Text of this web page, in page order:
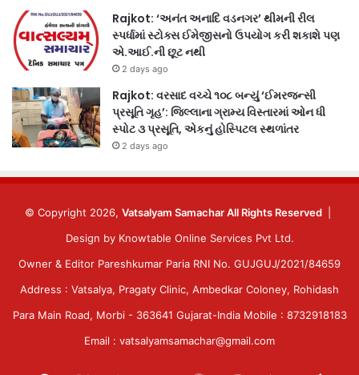
Rajkot: ‘અનંત અનાદિ વડનગર’ થીમની રીલ
સ્પર્ધામાં સ્ટોક્સ ઈમેજીસનો ઉપયોગ કરી શકાશે પણ
એ.આઈ.ની છૂટ નથી
2 days ago
Rajkot: વરસાદ વચ્ચે ૧૦૮ બન્યું ‘ઈમરજન્સી
પ્રસૂતિ ગૃહ’: જિલ્લાના ગ્રામ્ય વિસ્તારમાં ઓન ધી
સ્પોટ ૩ પ્રસૂતિ, એકનું હોસ્પિટલ સ્થળાંતર
2 days ago
© Copyright 2026, Vatsalyam Samachar All Rights Reserved
Design by Knowtable Online Services Pvt Ltd.
Owner & Editor Pareshkumar Paria RNI No. GUJGUJ/2021/84659
Address : Vatsalya, Pragaty Clinic, Ambedkar Coloney, Rohidash
Para Main Road, Morbi - 363641 Gujarat-India Mobile : 8732918183
Email : vatsalyamsamachar@gmail.com